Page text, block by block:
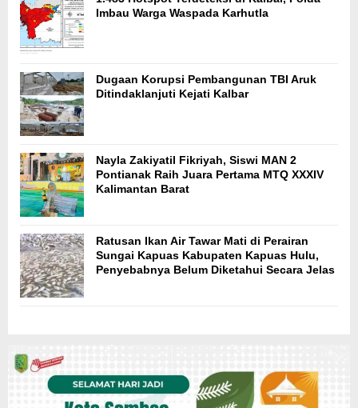
Imbau Warga Waspada Karhutla
Dugaan Korupsi Pembangunan TBI Aruk
Ditindaklanjuti Kejati Kalbar
Nayla Zakiyatil Fikriyah, Siswi MAN 2
Pontianak Raih Juara Pertama MTQ XXXIV
Kalimantan Barat
Ratusan Ikan Air Tawar Mati di Perairan
Sungai Kapuas Kabupaten Kapuas Hulu,
Penyebabnya Belum Diketahui Secara Jelas